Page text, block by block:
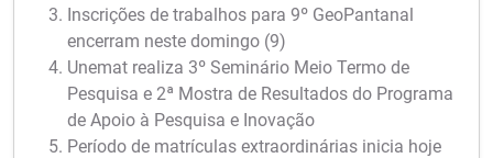
Inscrições de trabalhos para 9º GeoPantanal
encerram neste domingo (9)
Unemat realiza 3º Seminário Meio Termo de
Pesquisa e 2ª Mostra de Resultados do Programa
de Apoio à Pesquisa e Inovação
Período de matrículas extraordinárias inicia hoje